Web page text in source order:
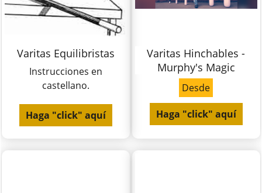
Varitas Equilibristas
Instrucciones en
castellano.
Haga "click" aquí
Varitas Hinchables -
Murphy's Magic
Desde
Haga "click" aquí